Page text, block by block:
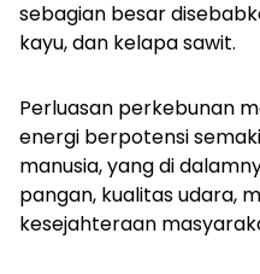
sebagian besar
kayu, dan kelapa sawit.
Perluasan perkebunan
energi berpotensi
manusia, yang di
pangan, kualitas udara,
kesejahteraan